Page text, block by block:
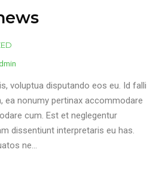
voluptua disputando eos eu. Id falli
ea nonumy pertinax accommodare
cum. Est et neglegentur
dissentiunt interpretaris eu has.
ne…